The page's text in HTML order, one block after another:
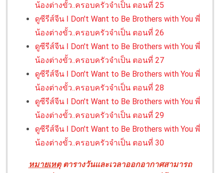
น้องต่างขั้ว..ครอบครัวจำเป็น ตอนที่ 25
ดูซีรีส์จีน I Don't Want to Be Brothers with You พี่
น้องต่างขั้ว..ครอบครัวจำเป็น ตอนที่ 26
ดูซีรีส์จีน I Don't Want to Be Brothers with You พี่
น้องต่างขั้ว..ครอบครัวจำเป็น ตอนที่ 27
ดูซีรีส์จีน I Don't Want to Be Brothers with You พี่
น้องต่างขั้ว..ครอบครัวจำเป็น ตอนที่ 28
ดูซีรีส์จีน I Don't Want to Be Brothers with You พี่
น้องต่างขั้ว..ครอบครัวจำเป็น ตอนที่ 29
ดูซีรีส์จีน I Don't Want to Be Brothers with You พี่
น้องต่างขั้ว..ครอบครัวจำเป็น ตอนที่ 30
หมายเหตุตารางวันและเวลาออกอากาศสามารถ